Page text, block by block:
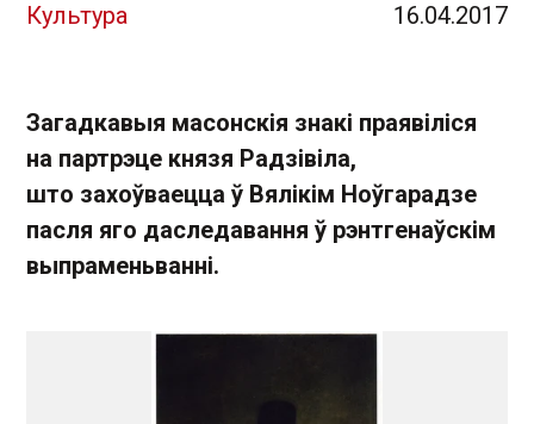
Культура 16.04.2017
Загадкавыя масонскія знакі праявіліся
на партрэце князя Радзівіла,
што захоўваецца ў Вялікім Ноўгарадзе
пасля яго даследавання ў рэнтгенаўскім
выпраменьванні.